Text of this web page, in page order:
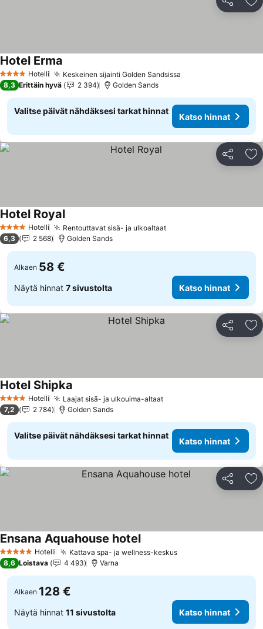
Jaa
4 Tähtiluokitus
Hotelli Keskeinen sijainti Golden Sandsissa
Hotel Erma
8,3 Erittäin hyvä 2 394 Golden Sands
Valitse päivät nähdäksesi tarkat hinnat
Katso hinnat
Jaa
4 Tähtiluokitus
Hotelli Rentouttavat sisä- ja ulkoaltaatKatso hinnat
Hotel RoyalKatso hinnat
6,3 2 568 Golden Sands
Alkaen 58 €
Näytä hinnat 7 sivustolta Katso hinnat
Jaa
4 Tähtiluokitus
Hotelli Laajat sisä- ja ulkouima-altaatKatso hinnat
Hotel Shipka
7,2 2 784 Golden Sands
Valitse päivät nähdäksesi tarkat hinnat
Katso hinnat
Jaa
5 Tähtiluokitus
Hotelli Kattava spa- ja wellness-keskusKatso hinnat
Ensana Aquahouse hotelKatso hinnat
8,6 Loistava 4 493 Varna
Alkaen 128 €
Näytä hinnat 11 sivustolta Katso hinnat